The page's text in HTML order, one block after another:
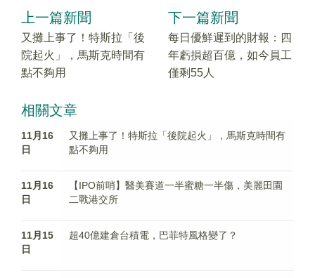
上一篇新聞
又攤上事了！特斯拉「後
院起火」，馬斯克時間有
點不夠用
下一篇新聞
每日優鮮遲到的財報：四
年虧損超百億，如今員工
僅剩55人
相關文章
11月16
日
又攤上事了！特斯拉「後院起火」，馬斯克時間有
點不夠用
11月16
日
【IPO前哨】醫美賽道一半蜜糖一半傷，美麗田園
二戰港交所
11月15
日
超40億建倉台積電，巴菲特風格變了？